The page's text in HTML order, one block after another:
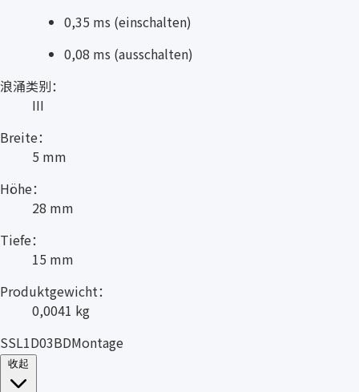
0,35 ms (einschalten)
0,08 ms (ausschalten)
浪涌类别：
III
Breite：
5 mm
Höhe：
28 mm
Tiefe：
15 mm
Produktgewicht：
0,0041 kg
SSL1D03BDMontage